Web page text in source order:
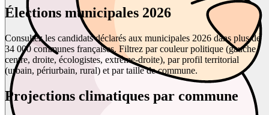
Élections municipales 2026
Consultez les candidats déclarés aux municipales 2026 dans plus de
34 000 communes françaises. Filtrez par couleur politique (gauche,
centre, droite, écologistes, extrême-droite), par profil territorial
(urbain, périurbain, rural) et par taille de commune.
Projections climatiques par commune